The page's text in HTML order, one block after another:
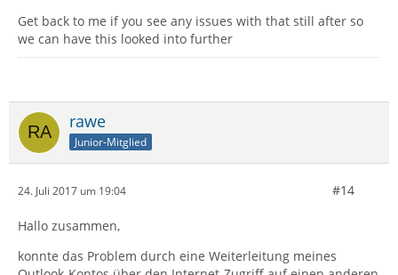
Get back to me if you see any issues with that still after so
we can have this looked into further
rawe
Junior-Mitglied
24. Juli 2017 um 19:04 #14
Hallo zusammen,
konnte das Problem durch eine Weiterleitung meines